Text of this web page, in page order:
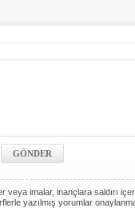
imalar, inançlara saldırı
yazılmış yorumlar